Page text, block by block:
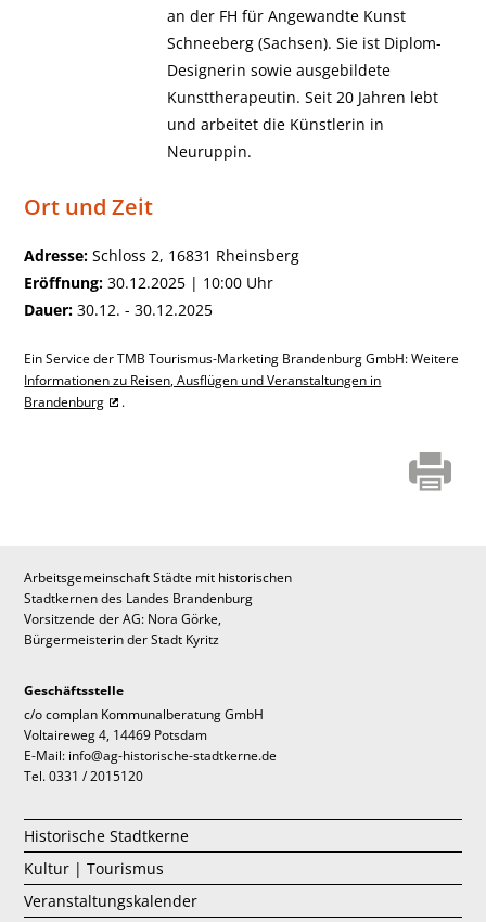
an der FH für Angewandte Kunst
Schneeberg (Sachsen). Sie ist Diplom-
Designerin sowie ausgebildete
Kunsttherapeutin. Seit 20 Jahren lebt
und arbeitet die Künstlerin in
Neuruppin.
Ort und Zeit
Adresse: Schloss 2, 16831 Rheinsberg
Eröffnung: 30.12.2025 | 10:00 Uhr
Dauer: 30.12. - 30.12.2025
Ein Service der TMB Tourismus-Marketing Brandenburg GmbH: Weitere
Informationen zu Reisen, Ausflügen und Veranstaltungen in
Brandenburg
.
Arbeitsgemeinschaft Städte mit historischen
Stadtkernen des Landes Brandenburg
Vorsitzende der AG: Nora Görke,
Bürgermeisterin der Stadt Kyritz
Geschäftsstelle
c/o complan Kommunalberatung GmbH
Voltaireweg 4, 14469 Potsdam
E-Mail: info@ag-historische-stadtkerne.de
Tel. 0331 / 2015120
Historische Stadtkerne
Kultur | Tourismus
Veranstaltungskalender